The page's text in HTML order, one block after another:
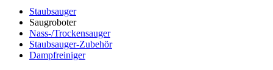
Staubsauger
Saugroboter
Nass-/Trockensauger
Staubsauger-Zubehör
Dampfreiniger